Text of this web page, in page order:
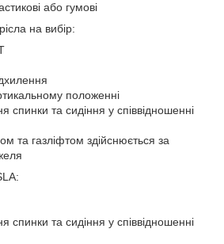
або гумові
на вибір:
положенні
спинки та сидіння у співвідношенні
та газліфтом здійснюється за
спинки та сидіння у співвідношенні